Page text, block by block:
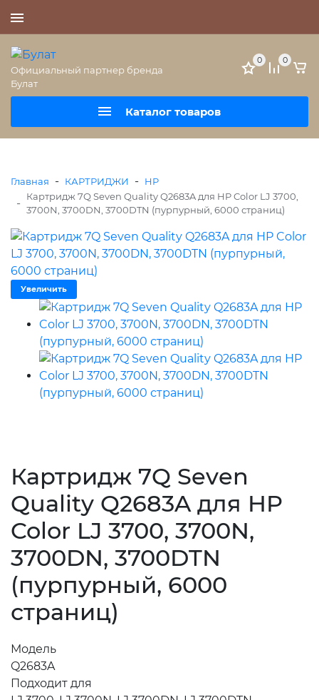
Официальный партнер бренда
Булат
Каталог товаров
0 0
Главная - КАРТРИДЖИ - HP
-
Картридж 7Q Seven Quality Q2683A для HP Color LJ 3700,
3700N, 3700DN, 3700DTN (пурпурный, 6000 страниц)
Увеличить
Картридж 7Q Seven
Quality Q2683A для HP
Color LJ 3700, 3700N,
3700DN, 3700DTN
(пурпурный, 6000
страниц)
Модель
Q2683A
Подходит для